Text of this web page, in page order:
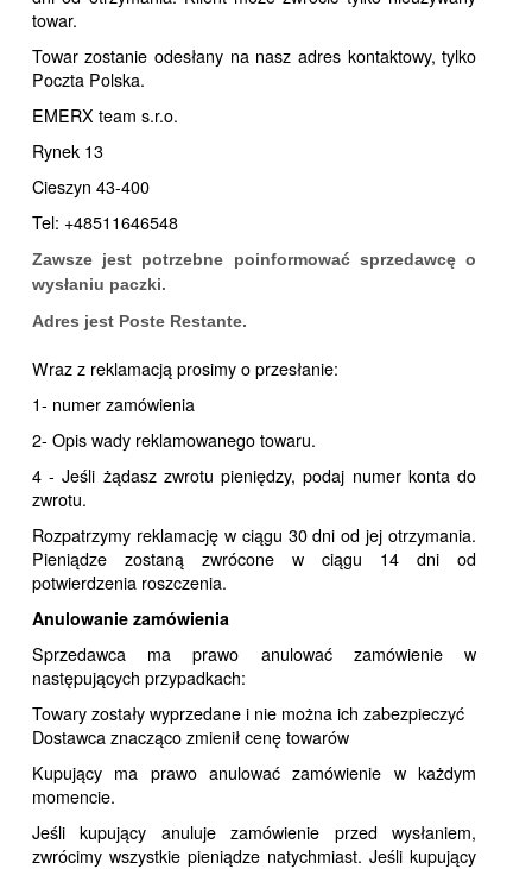
towar.
Towar zostanie odesłany na nasz adres kontaktowy, tylko
Poczta Polska.
EMERX team s.r.o.
Rynek 13
Cieszyn 43-400
Tel: +48511646548
Zawsze jest potrzebne poinformować sprzedawcę o
wysłaniu paczki.
Adres jest Poste Restante.
Wraz z reklamacją prosimy o przesłanie:
1- numer zamówienia
2- Opis wady reklamowanego towaru.
4 - Jeśli żądasz zwrotu pieniędzy, podaj numer konta do
zwrotu.
Rozpatrzymy reklamację w ciągu 30 dni od jej otrzymania.
Pieniądze zostaną zwrócone w ciągu 14 dni od
potwierdzenia roszczenia.
Anulowanie zamówienia
Sprzedawca ma prawo anulować zamówienie w
następujących przypadkach:
Towary zostały wyprzedane i nie można ich zabezpieczyć
Dostawca znacząco zmienił cenę towarów
Kupujący ma prawo anulować zamówienie w każdym
momencie.
Jeśli kupujący anuluje zamówienie przed wysłaniem,
zwrócimy wszystkie pieniądze natychmiast. Jeśli kupujący